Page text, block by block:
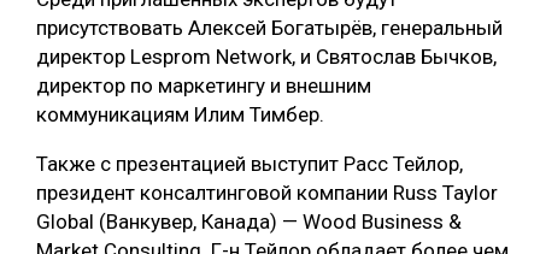
присутствовать Алексей Богатырёв, генеральный
директор Lesprom Network, и Святослав Бычков,
директор по маркетингу и внешним
коммуникациям Илим Тимбер.
Также с презентацией выступит Расс Тейлор,
президент консалтинговой компании Russ Taylor
Global (Ванкувер, Канада) — Wood Business &